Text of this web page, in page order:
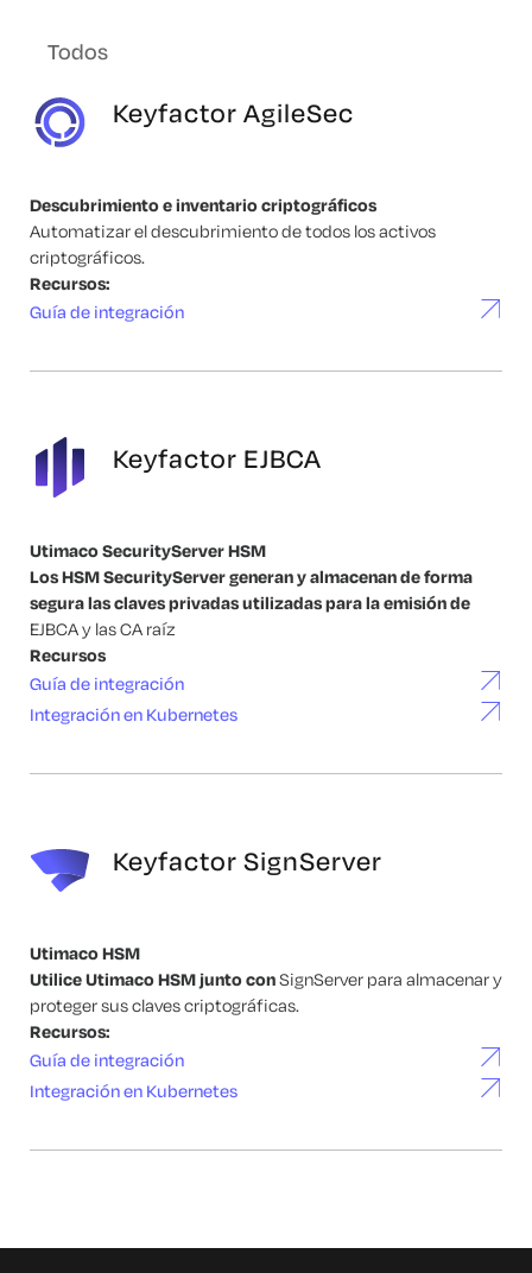
Todos
Keyfactor AgileSec
Descubrimiento e inventario criptográficos
Automatizar el descubrimiento de todos los activos
criptográficos.
Recursos:
Guía de integración
Keyfactor EJBCA
Utimaco SecurityServer HSM
Los HSM SecurityServer generan y almacenan de forma
segura las claves privadas utilizadas para la emisión de
EJBCA y las CA raíz
Recursos
Guía de integración
Integración en Kubernetes
Keyfactor SignServer
Utimaco HSM
Utilice Utimaco HSM junto conSignServer para almacenar y
proteger sus claves criptográficas.
Recursos:
Guía de integración
Integración en Kubernetes